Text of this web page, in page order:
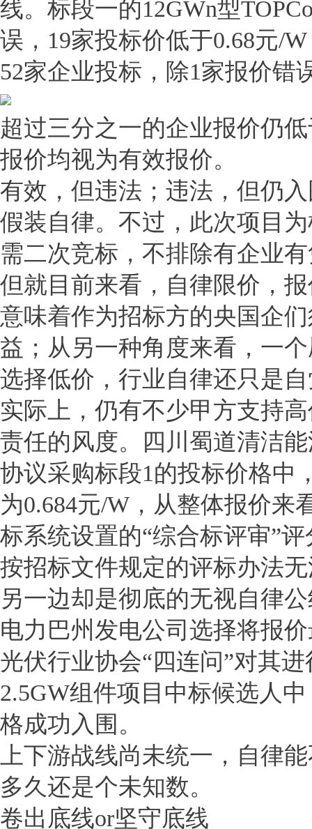
线。标段一的12GWn型
误，19家投标价低于0.68元/
52家企业投标，除1家报价错
超过三分之一的企业报价仍
报价均视为有效报价。
有效，但违法；违法，但仍
假装自律。不过，此次项目
需二次竞标，不排除有企业
但就目前来看，自律限价，
意味着作为招标方的央国企
益；从另一种角度来看，一
选择低价，行业自律还只是
实际上，仍有不少甲方支持
责任的风度。四川蜀道清洁
协议采购标段1的投标价格中
为0.684元/W，从整体报价来
标系统设置的“综合标评审”
按招标文件规定的评标办法
另一边却是彻底的无视自律
电力巴州发电公司选择将报
光伏行业协会“四连问”对其
2.5GW组件项目中标候选人
格成功入围。
上下游战线尚未统一，自律
多久还是个未知数。
卷出底线or坚守底线